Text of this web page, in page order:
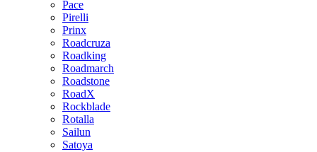
Pace
Pirelli
Prinx
Roadcruza
Roadking
Roadmarch
Roadstone
RoadX
Rockblade
Rotalla
Sailun
Satoya